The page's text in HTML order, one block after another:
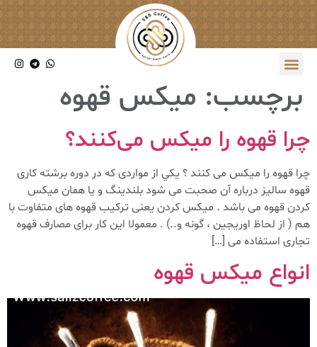
برچسب: میکس قهوه
چرا قهوه را میکس می‌کنند؟
چرا قهوه را میکس می کنند ؟ يكي از مواردی که در دوره برشته کاری
قهوه سالیز درباره آن صحبت می شود بلندینگ و یا همان میکس
کردن قهوه می باشد . میکس کردن یعنی ترکیب قهوه های متفاوت با
هم ( از لحاظ اوریجین ، گونه و..) . معمولا این کار برای مصارف قهوه
تجاری استفاده می […]
انواع میکس قهوه